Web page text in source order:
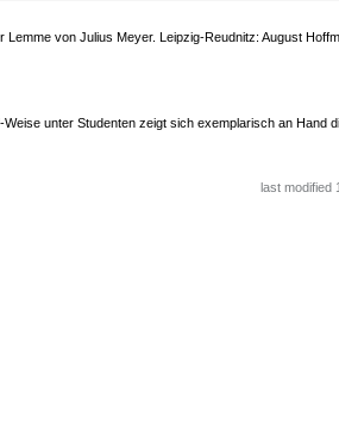
von Julius Meyer. Leipzig-Reudnitz: August
unter Studenten zeigt sich exemplarisch an Hand
last modified